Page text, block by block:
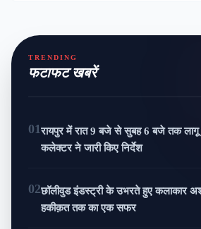
TRENDING
फटाफट खबरें
01रायपुर में रात 9 बजे से सुबह 6 बजे तक लागू
कलेक्टर ने जारी किए निर्देश
02छॉलीवुड इंडस्ट्री के उभरते हुए कलाकार
हकीक़त तक का एक सफर